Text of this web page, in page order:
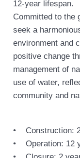
12-year lifespan.
Committed to the
seek a
environment and
positive change
management of
use of water,
community and
• Construction:
• Operation: 12